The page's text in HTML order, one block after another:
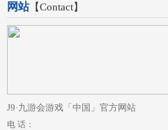
网站【Contact】
J9·九游会游戏「中国」官方网站
电 话：